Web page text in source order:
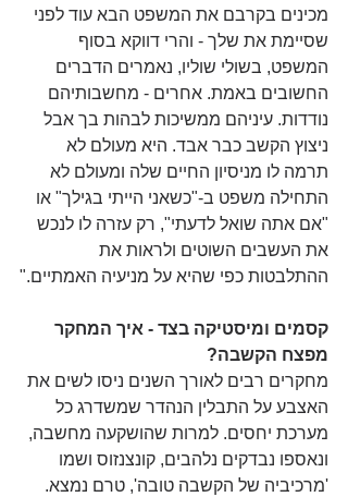
מכינים בקרבם את המשפט הבא עוד לפני
שסיימת את שלך - והרי דווקא בסוף
המשפט, בשולי שוליו, נאמרים הדברים
החשובים באמת. אחרים - מחשבותיהם
נודדות. עיניהם ממשיכות לבהות בך אבל
ניצוץ הקשב כבר אבד. היא מעולם לא
תרמה לו מניסיון החיים שלה ומעולם לא
התחילה משפט ב-"כשאני הייתי בגילך" או
"אם אתה שואל לדעתי", רק עזרה לו לנכש
את העשבים השוטים ולראות את
ההתלבטות כפי שהיא על מניעיה האמתיים."
קסמים ומיסטיקה בצד - איך המחקר
מפצח הקשבה?
מחקרים רבים לאורך השנים ניסו לשים את
האצבע על התבלין הנהדר שמשדרג כל
מערכת יחסים. למרות שהושקעה מחשבה,
ונאספו נבדקים נלהבים, קונצנזוס ושמו
'מרכיביה של הקשבה טובה', טרם נמצא.